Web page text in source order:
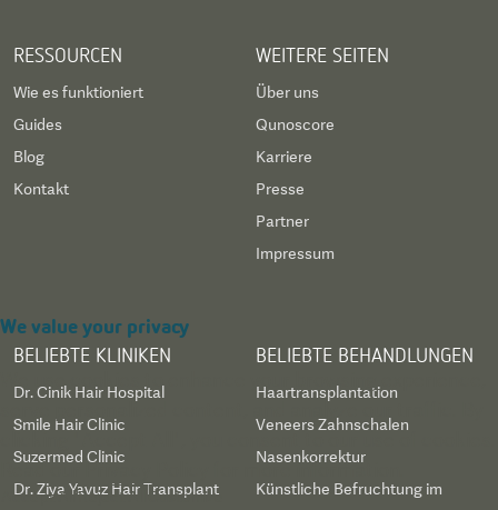
RESSOURCEN
Wie es funktioniert
Guides
Blog
Kontakt
WEITERE SEITEN
Über uns
Qunoscore
Karriere
Presse
Partner
Impressum
BELIEBTE KLINIKEN
Dr. Cinik Hair Hospital
Smile Hair Clinic
Suzermed Clinic
Dr. Ziya Yavuz Hair Transplant
BELIEBTE BEHANDLUNGEN
Haartransplantation
Veneers Zahnschalen
Nasenkorrektur
Künstliche Befruchtung im
We value your privacy
Read our Privacy Policy for more information.
Accept All Reject All Customize